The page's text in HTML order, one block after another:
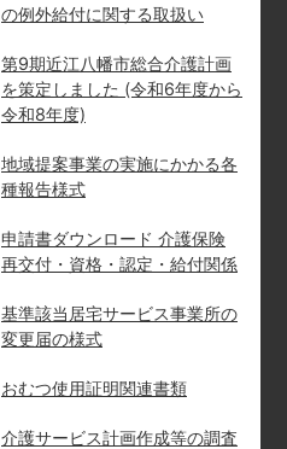
の例外給付に関する取扱い
第9期近江八幡市総合介護計画
を策定しました (令和6年度から
令和8年度)
地域提案事業の実施にかかる各
種報告様式
申請書ダウンロード 介護保険
再交付・資格・認定・給付関係
基準該当居宅サービス事業所の
変更届の様式
おむつ使用証明関連書類
介護サービス計画作成等の調査